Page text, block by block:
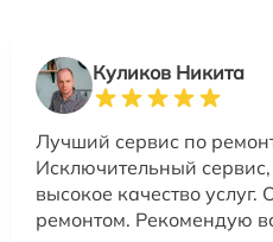
Куликов Никита
Лучший сервис по
Исключительный
высокое качество услуг.
ремонтом. Рекомендую